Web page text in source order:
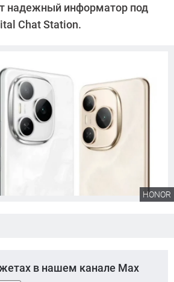
надежный информатор под
Chat Station.
HONOR
в нашем канале Max